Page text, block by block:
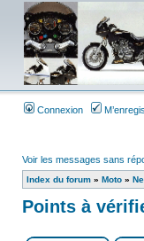
Connexion
Voir les messages sans
Index du forum » Moto »
Points à